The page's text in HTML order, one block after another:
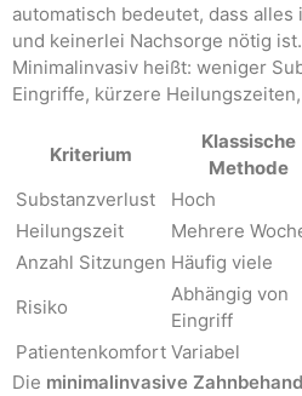
automatisch bedeutet, dass
und keinerlei Nachsorge nötig
Minimalinvasiv heißt: weniger
Eingriffe, kürzere
Kriterium
Klassische
Methode
Substanzverlust
Hoch
Heilungszeit
Mehrere
Anzahl Sitzungen Häufig viele
Risiko
Abhängig von
Eingriff
Patientenkomfort Variabel
Die minimalinvasive